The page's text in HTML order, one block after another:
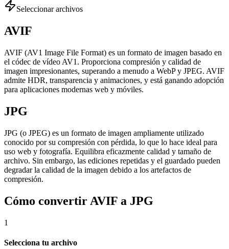
Seleccionar archivos
AVIF
AVIF (AV1 Image File Format) es un formato de imagen basado en
el códec de vídeo AV1. Proporciona compresión y calidad de
imagen impresionantes, superando a menudo a WebP y JPEG. AVIF
admite HDR, transparencia y animaciones, y está ganando adopción
para aplicaciones modernas web y móviles.
JPG
JPG (o JPEG) es un formato de imagen ampliamente utilizado
conocido por su compresión con pérdida, lo que lo hace ideal para
uso web y fotografía. Equilibra eficazmente calidad y tamaño de
archivo. Sin embargo, las ediciones repetidas y el guardado pueden
degradar la calidad de la imagen debido a los artefactos de
compresión.
Cómo convertir AVIF a JPG
1
Selecciona tu archivo